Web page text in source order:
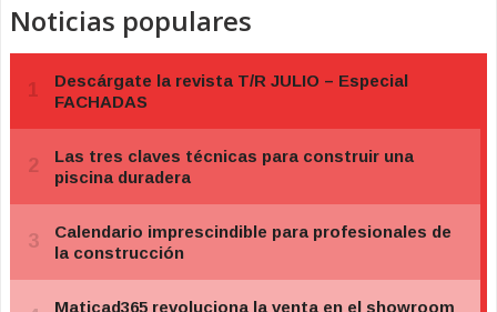
Noticias populares